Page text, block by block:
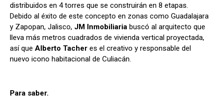
distribuidos en 4 torres que se construirán en 8 etapas.
Debido al éxito de este concepto en zonas como Guadalajara
y Zapopan, Jalisco, JM Inmobiliaria buscó al arquitecto que
lleva más metros cuadrados de vivienda vertical proyectada,
así que Alberto Tacher es el creativo y responsable del
nuevo icono habitacional de Culiacán.
Para saber.